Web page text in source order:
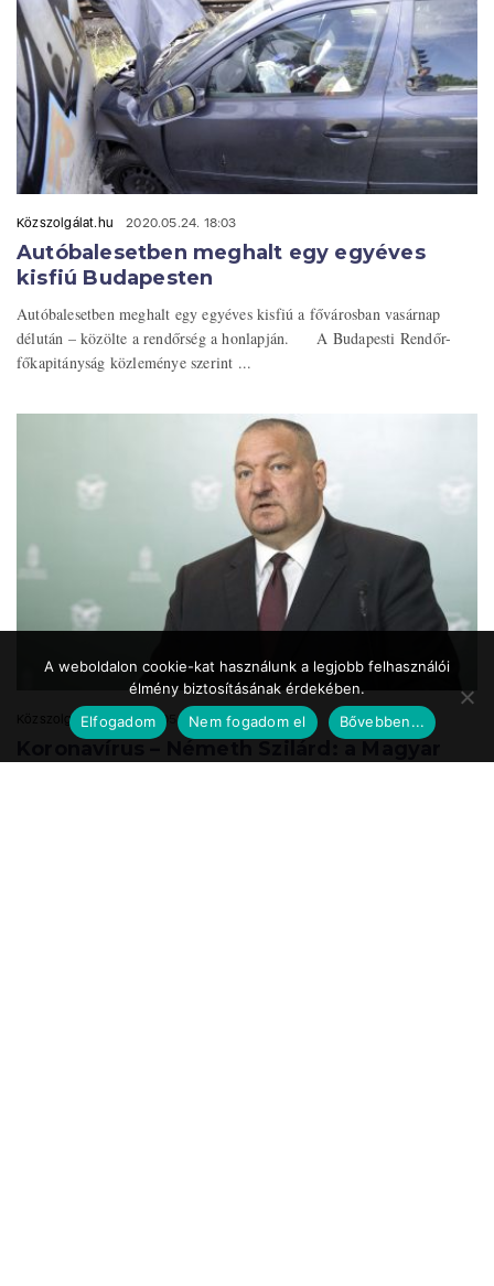
Közszolgálat.hu 2020.05.24. 18:03
Autóbalesetben meghalt egy egyéves
kisfiú Budapesten
Autóbalesetben meghalt egy egyéves kisfiú a fővárosban vasárnap
délután – közölte a rendőrség a honlapján. A Budapesti Rendőr-
főkapitányság közleménye szerint ...
Közszolgálat.hu 2020.05.24. 17:39
A weboldalon cookie-kat használunk a legjobb felhasználói
élmény biztosításának érdekében.
Elfogadom
Nem fogadom el Bővebben...